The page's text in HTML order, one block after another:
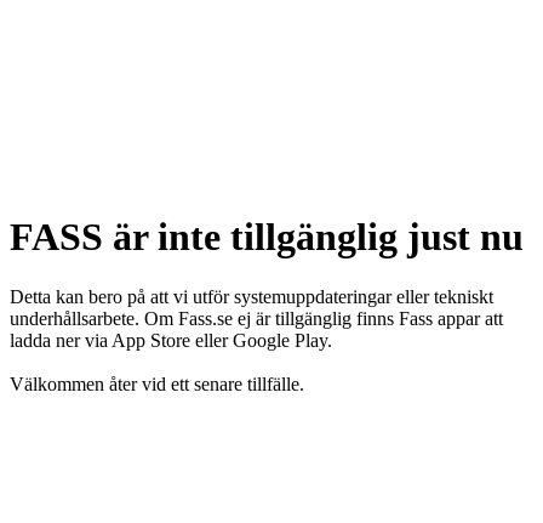
FASS är inte tillgänglig just nu
Detta kan bero på att vi utför systemuppdateringar eller tekniskt
underhållsarbete. Om Fass.se ej är tillgänglig finns Fass appar att
ladda ner via App Store eller Google Play.
Välkommen åter vid ett senare tillfälle.